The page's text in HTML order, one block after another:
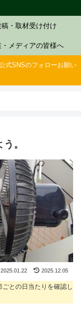
稿・取材受け付け
・メディアの皆様へ
式SNSのフォローお願い
。
2025.01.22 2025.12.05
との日当たりを確認し